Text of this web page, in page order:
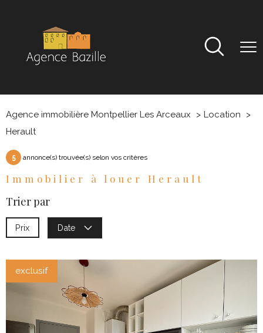
Agence immobilière Montpellier Les Arceaux
Location
Herault
5 annonce(s) trouvée(s) selon vos critères
Immobilier à louer Herault
Trier par
Prix Date
exclusif